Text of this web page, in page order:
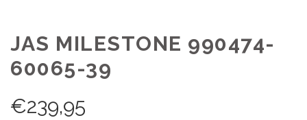
JAS MILESTONE 990474-
60065-39
€239,95